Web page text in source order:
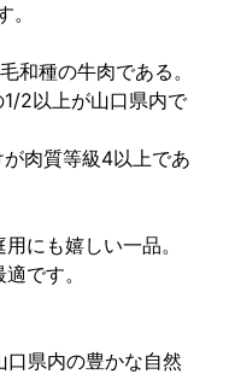
和種の牛肉である。
2以上が山口県内で
肉質等級4以上であ
にも嬉しい一品。
です。
県内の豊かな自然